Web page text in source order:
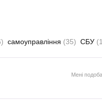
самоуправління (35) СБУ
Мені